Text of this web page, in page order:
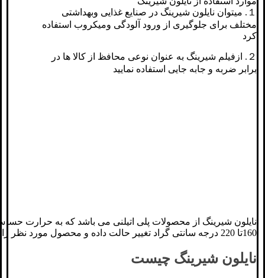
１. میتوان نایلون شیرینگ در صنایع غذایی وبهداشتی
مختلف برای جلوگیری از ورود آلودگی ومیکروب استفاده
کرد
２. ازفیلم شیرینگ به عنوان نوعی محافظ از کالا ها در
برابر ضربه و جابه جایی استفاده نمایید
نایلون شیرینگ از محصولات پلی اتیلنی می باشد که به حرارت
160تا 220 درجه سانتی گراد تغییر حالت داده و محصول مورد نظر را وکیوم مینماید.
نایلون شیرینگ چیست